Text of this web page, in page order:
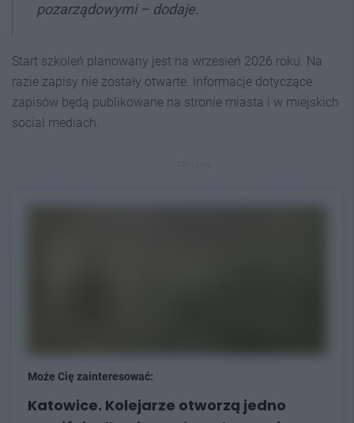
pozarządowymi – dodaje.
Start szkoleń planowany jest na wrzesień 2026 roku. Na
razie zapisy nie zostały otwarte. Informacje dotyczące
zapisów będą publikowane na stronie miasta i w miejskich
social mediach.
Może Cię zainteresować:
Katowice. Kolejarze otworzą jedno